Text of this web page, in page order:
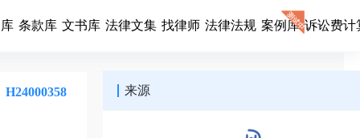
条款库 文书库 法律文集 找律师 法律法规 案例库 诉讼费计
H24000358 来源